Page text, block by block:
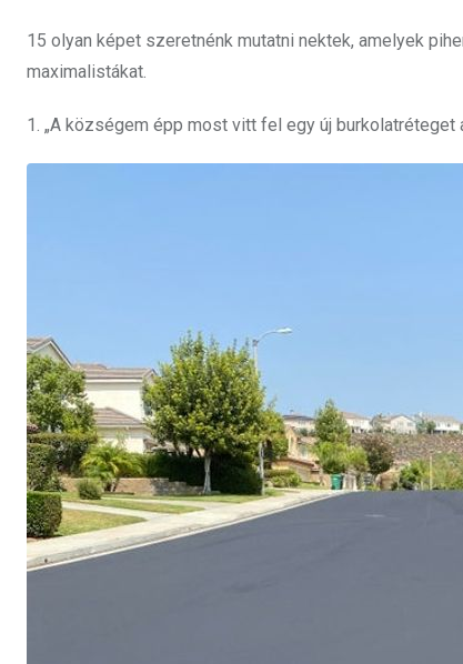
15 olyan képet szeretnénk mutatni nektek, amelyek
maximalistákat.
1. „A községem épp most vitt fel egy új burkolatréteget